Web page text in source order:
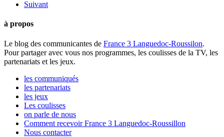
Suivant
à propos
Le blog des communicantes de France 3 Languedoc-Roussilon.
Pour partager avec vous nos programmes, les coulisses de la TV, les
partenariats et les jeux.
les communiqués
les partenariats
les jeux
Les coulisses
on parle de nous
Comment recevoir France 3 Languedoc-Roussillon
Nous contacter